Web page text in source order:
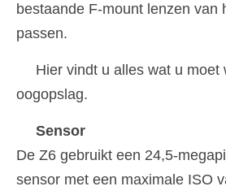
bestaande F-mount lenzen van
passen.
Hier vindt u alles wat u moet
oogopslag.
Sensor
De Z6 gebruikt een 24,5-
sensor met een maximale ISO